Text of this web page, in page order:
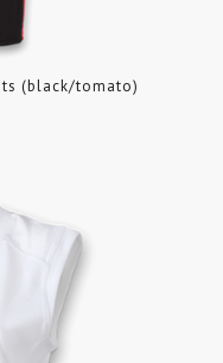
(black/tomato)